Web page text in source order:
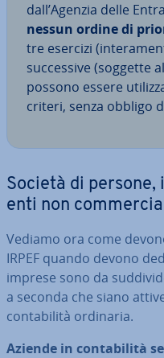
dall’Agenzia delle
nessun ordine di
tre esercizi
suc­ces­si­ve (soggette
possono essere
criteri, senza obbligo
Società di
enti non
Vediamo ora come
IRPEF quando devono
imprese sono da
a seconda che siano
con­ta­bi­li­tà ordinaria.
Aziende in con­ta­bi­li­tà